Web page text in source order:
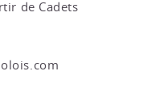
de Cadets